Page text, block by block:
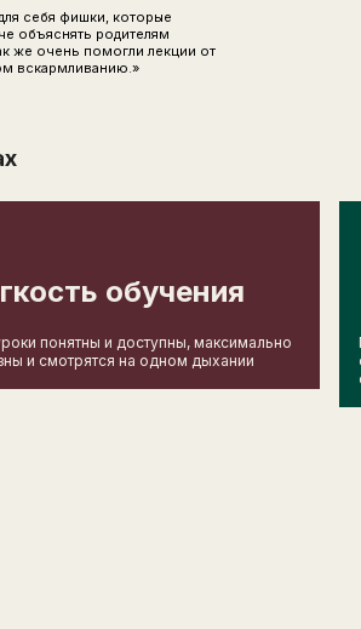
себя фишки, которые
объяснять родителям
же очень помогли лекции от
вскармливанию.»
обучения
понятны и доступны, максимально
и смотрятся на одном дыхании